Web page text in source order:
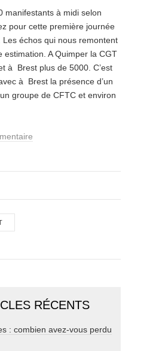
manifestants à midi selon
pour cette première journée
Les échos qui nous remontent
estimation. A Quimper la CGT
à Brest plus de 5000. C’est
à Brest la présence d’un
groupe de CFTC et environ
RÉCENTS
: combien avez-vous perdu